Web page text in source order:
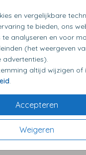
en vergelijkbare
te bieden, ons
te analyseren en voor
(het weergeven
altijd wijzigen of
Accepteren
Weigeren